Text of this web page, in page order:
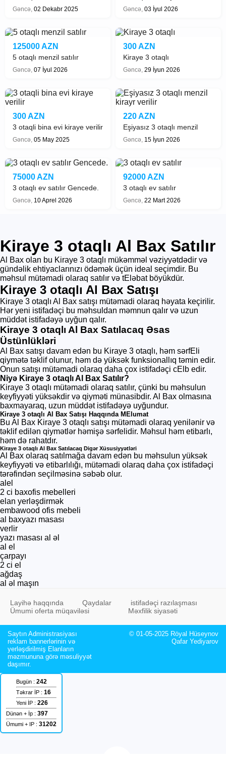
Gəncə, 02 Dekabr 2025 Gəncə, 03 İyul 2026
125000 AZN
5 otaqlı menzil satılır
Gəncə, 07 İyul 2026
300 AZN
Kiraye 3 otaqlı
Gəncə, 29 İyun 2026
300 AZN
3 otaqli bina evi kiraye verilir
Gəncə, 05 May 2025
220 AZN
Eşiyasız 3 otaqlı menzil
kirayr verilir
Gəncə, 15 İyun 2026
75000 AZN
3 otaqlı ev satılır Gencede.
Gəncə, 10 Aprel 2026
92000 AZN
3 otaqlı ev satılır
Gəncə, 22 Mart 2026
Kiraye 3 otaqlı Al Bax Satılır
Al Bax olan bu Kiraye 3 otaqlı mükəmməl vəziyyətdədir və
gündəlik ehtiyaclarınızı ödəmək üçün ideal seçimdir. Bu
məhsul mütəmadi olaraq satılır və tEləbat böyükdür.
Kiraye 3 otaqlı Al Bax Satışı
Kiraye 3 otaqlı Al Bax satışı mütəmadi olaraq həyata keçirilir.
Hər yeni istifadəçi bu məhsuldan məmnun qalır və uzun
müddət istifadəyə uyğun qalır.
Kiraye 3 otaqlı Al Bax Satılacaq Əsas
Üstünlükləri
Al Bax satışı davam edən bu Kiraye 3 otaqlı, həm sərfEli
qiymətə təklif olunur, həm də yüksək funksionallıq təmin edir.
Onun satışı mütəmadi olaraq daha çox istifadəçi cElb edir.
Niyə Kiraye 3 otaqlı Al Bax Satılır?
Kiraye 3 otaqlı mütəmadi olaraq satılır, çünki bu məhsulun
keyfiyyəti yüksəkdir və qiyməti münasibdir. Al Bax olmasına
baxmayaraq, uzun müddət istifadəyə uyğundur.
Kiraye 3 otaqlı Al Bax Satışı Haqqında MElumat
Bu Al Bax Kiraye 3 otaqlı satışı mütəmadi olaraq yenilənir və
təklif edilən qiymətlər həmişə sərfelidir. Məhsul həm etibarlı,
həm də rahatdır.
Kiraye 3 otaqlı Al Bax Satılacaq Digər Xüsusiyyətləri
Al Bax olaraq satılmağa davam edən bu məhsulun yüksək
keyfiyyəti və etibarlılığı, mütəmadi olaraq daha çox istifadəçi
tərəfindən seçilməsinə səbəb olur.
alel
2 ci baxofis mebelleri
elan yerləşdirmək
embawood ofis mebeli
al baxyazı masası
verlir
yazı masası al əl
al el
çarpayı
2 ci el
ağdaş
al əl maşın
Layihə haqqında Qaydalar
istifadəçi razılaşması
Ümumi oferta müqaviləsi
Məxfilik siyasəti
Saytın Administrasiyası
reklam bannerlərinin və
yerləşdirilmiş Elanların
məzmununa görə məsuliyyət
daşımır.
© 01-05-2025 Röyal Hüseynov
Qafar Yediyarov
Bugün : 242
Təkrar İP : 16
Yeni İP : 226
Dünən + İp : 397
Ümumi + IP : 31202